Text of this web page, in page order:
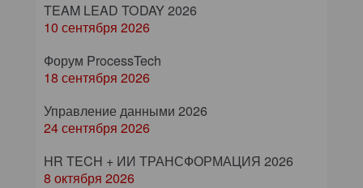
TEAM LEAD TODAY 2026
10 сентября 2026
Форум ProcessTech
18 сентября 2026
Управление данными 2026
24 сентября 2026
HR TECH + ИИ ТРАНСФОРМАЦИЯ 2026
8 октября 2026